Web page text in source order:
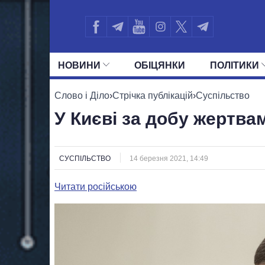
НОВИНИ ОБIЦЯНКИ ПОЛIТИКИ
УСІ ПОЛІТИКИ ПРЕЗИДЕНТ І ОФІС
Слово і Діло›Стрічка публікацій›Суспільство
У Києві за добу
СУСПІЛЬСТВО 14 березня 2021, 14:49
Читати російською